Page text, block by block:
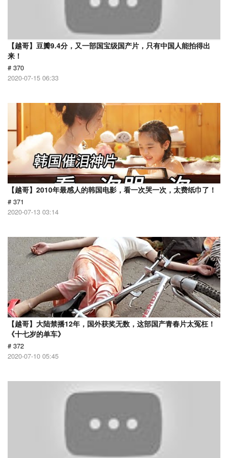
【越哥】豆瓣9.4分，又一部国宝级国产片，只有中国人能拍得出
来！
# 370
2020-07-15 06:33
【越哥】2010年最感人的韩国电影，看一次哭一次，太费纸巾了！
# 371
2020-07-13 03:14
【越哥】大陆禁播12年，国外获奖无数，这部国产青春片太冤枉！
《十七岁的单车》
# 372
2020-07-10 05:45